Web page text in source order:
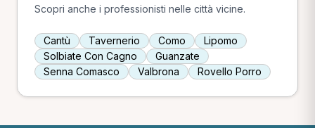
Scopri anche i professionisti nelle città vicine.
Cantù Tavernerio Como
Lipomo
Solbiate Con Cagno
Guanzate
Senna Comasco
Valbrona Rovello Porro